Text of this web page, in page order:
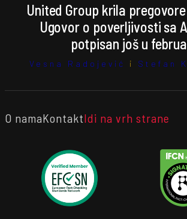
United Group krila
Ugovor o poverljivosti sa
potpisan još u
Vesna Radojević i Stefan
O namaKontaktIdi na vrh strane